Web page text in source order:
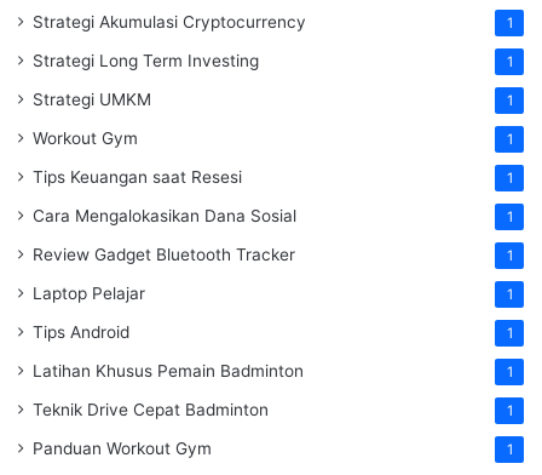
Strategi Akumulasi Cryptocurrency 1
Strategi Long Term Investing 1
Strategi UMKM 1
Workout Gym 1
Tips Keuangan saat Resesi 1
Cara Mengalokasikan Dana Sosial 1
Review Gadget Bluetooth Tracker 1
Laptop Pelajar 1
Tips Android 1
Latihan Khusus Pemain Badminton 1
Teknik Drive Cepat Badminton 1
Panduan Workout Gym 1